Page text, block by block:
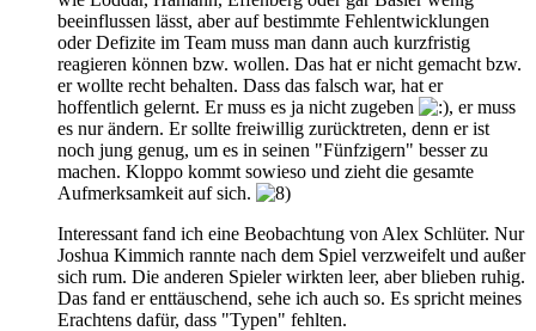
beeinflussen lässt, aber auf bestimmte Fehlentwicklungen
oder Defizite im Team muss man dann auch kurzfristig
reagieren können bzw. wollen. Das hat er nicht gemacht bzw.
er wollte recht behalten. Dass das falsch war, hat er
hoffentlich gelernt. Er muss es ja nicht zugeben
, er muss
es nur ändern. Er sollte freiwillig zurücktreten, denn er ist
noch jung genug, um es in seinen "Fünfzigern" besser zu
machen. Kloppo kommt sowieso und zieht die gesamte
Aufmerksamkeit auf sich.
Interessant fand ich eine Beobachtung von Alex Schlüter. Nur
Joshua Kimmich rannte nach dem Spiel verzweifelt und außer
sich rum. Die anderen Spieler wirkten leer, aber blieben ruhig.
Das fand er enttäuschend, sehe ich auch so. Es spricht meines
Erachtens dafür, dass "Typen" fehlten.